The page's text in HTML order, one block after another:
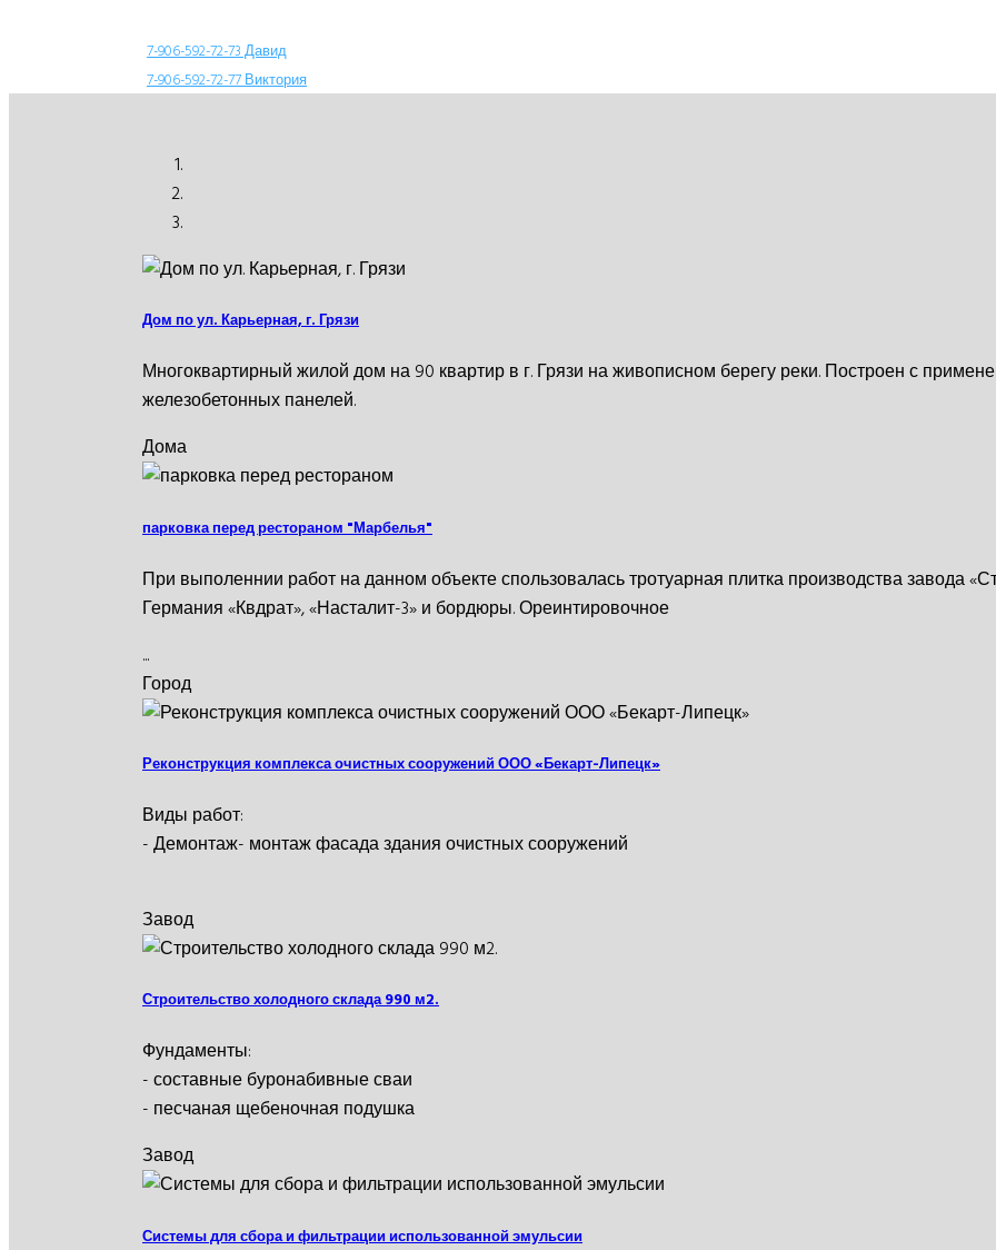
7-906-592-72-73 Давид
7-906-592-72-77 Виктория
Дом по ул. Карьерная, г. Грязи
Многоквартирный жилой дом на 90 квартир в г. Грязи на живописном берегу реки. Построен с
железобетонных панелей.
Дома
парковка перед рестораном "Марбелья"
При выполеннии работ на данном объекте спользовалась тротуарная плитка производства завода
Германия «Квдрат», «Насталит-3» и бордюры. Ореинтировочное
...
Город
Реконструкция комплекса очистных сооружений ООО «Бекарт-Липецк»
Виды работ:
- Демонтаж- монтаж фасада здания очистных сооружений
Завод
Строительство холодного склада 990 м2.
Фундаменты:
- составные буронабивные сваи
- песчаная щебеночная подушка
Завод
Системы для сбора и фильтрации использованной эмульсии